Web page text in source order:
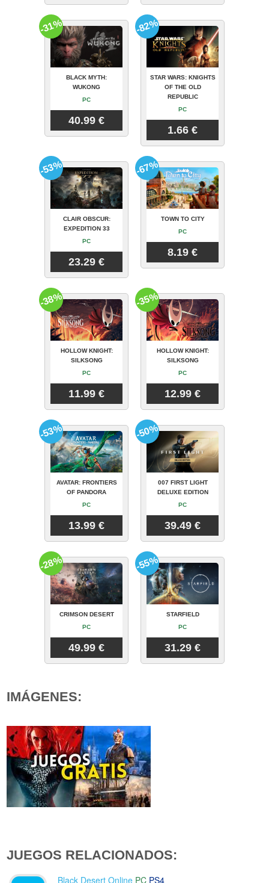
BLACK MYTH:
WUKONG
PC
40.99 €
-31%
STAR WARS: KNIGHTS
OF THE OLD
REPUBLIC
PC
1.66 €
-82%
CLAIR OBSCUR:
EXPEDITION 33
PC
23.29 €
-53%
TOWN TO CITY
PC
8.19 €
-67%
HOLLOW KNIGHT:
SILKSONG
PC
11.99 €
-38%
HOLLOW KNIGHT:
SILKSONG
PC
12.99 €
-35%
AVATAR: FRONTIERS
OF PANDORA
PC
13.99 €
-53%
007 FIRST LIGHT
DELUXE EDITION
PC
39.49 €
-50%
CRIMSON DESERT
PC
49.99 €
-28%
STARFIELD
PC
31.29 €
-55%
IMÁGENES:
JUEGOS RELACIONADOS:
Black Desert Online PC PS4